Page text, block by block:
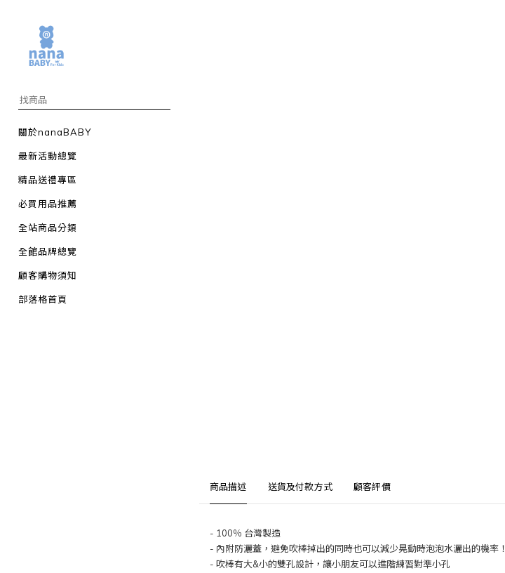
關於nanaBABY
最新活動總覽
精品送禮專區
必買用品推薦
全站商品分類
全館品牌總覽
顧客購物須知
部落格首頁
商品描述 送貨及付款方式 顧客評價
- 100％ 台灣製造
- 內附防灑蓋，避免吹棒掉出的同時也可以減少晃動時泡泡水灑出的機率！
- 吹棒有大&小的雙孔設計，讓小朋友可以進階練習對準小孔